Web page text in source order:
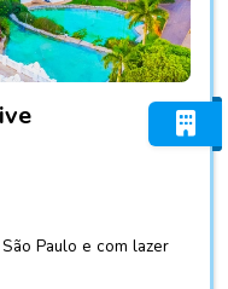
Paulo e com lazer